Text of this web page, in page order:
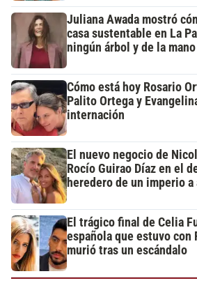
Juliana Awada mostró
casa sustentable en La
ningún árbol y de la
Cómo está hoy Rosario
Palito Ortega y
internación
El nuevo negocio de
Rocío Guirao Díaz en el
heredero de un imperio
El trágico final de Celia
española que estuvo con
murió tras un escándalo